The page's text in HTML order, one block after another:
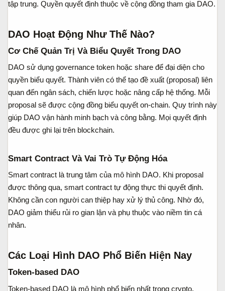
tập trung. Quyền quyết định thuộc về cộng đồng tham gia DAO.
DAO Hoạt Động Như Thế Nào?​
Cơ Chế Quản Trị Và Biểu Quyết Trong DAO​
DAO sử dụng governance token hoặc share để đại diện cho
quyền biểu quyết. Thành viên có thể tạo đề xuất (proposal) liên
quan đến ngân sách, chiến lược hoặc nâng cấp hệ thống. Mỗi
proposal sẽ được cộng đồng biểu quyết on-chain. Quy trình này
giúp DAO vận hành minh bạch và công bằng. Mọi quyết định
đều được ghi lại trên blockchain.
Smart Contract Và Vai Trò Tự Động Hóa​
Smart contract là trung tâm của mô hình DAO. Khi proposal
được thông qua, smart contract tự động thực thi quyết định.
Không cần con người can thiệp hay xử lý thủ công. Nhờ đó,
DAO giảm thiểu rủi ro gian lận và phụ thuộc vào niềm tin cá
nhân.
Các Loại Hình DAO Phổ Biến Hiện Nay​
Token-based DAO​
Token-based DAO là mô hình phổ biến nhất trong crypto.